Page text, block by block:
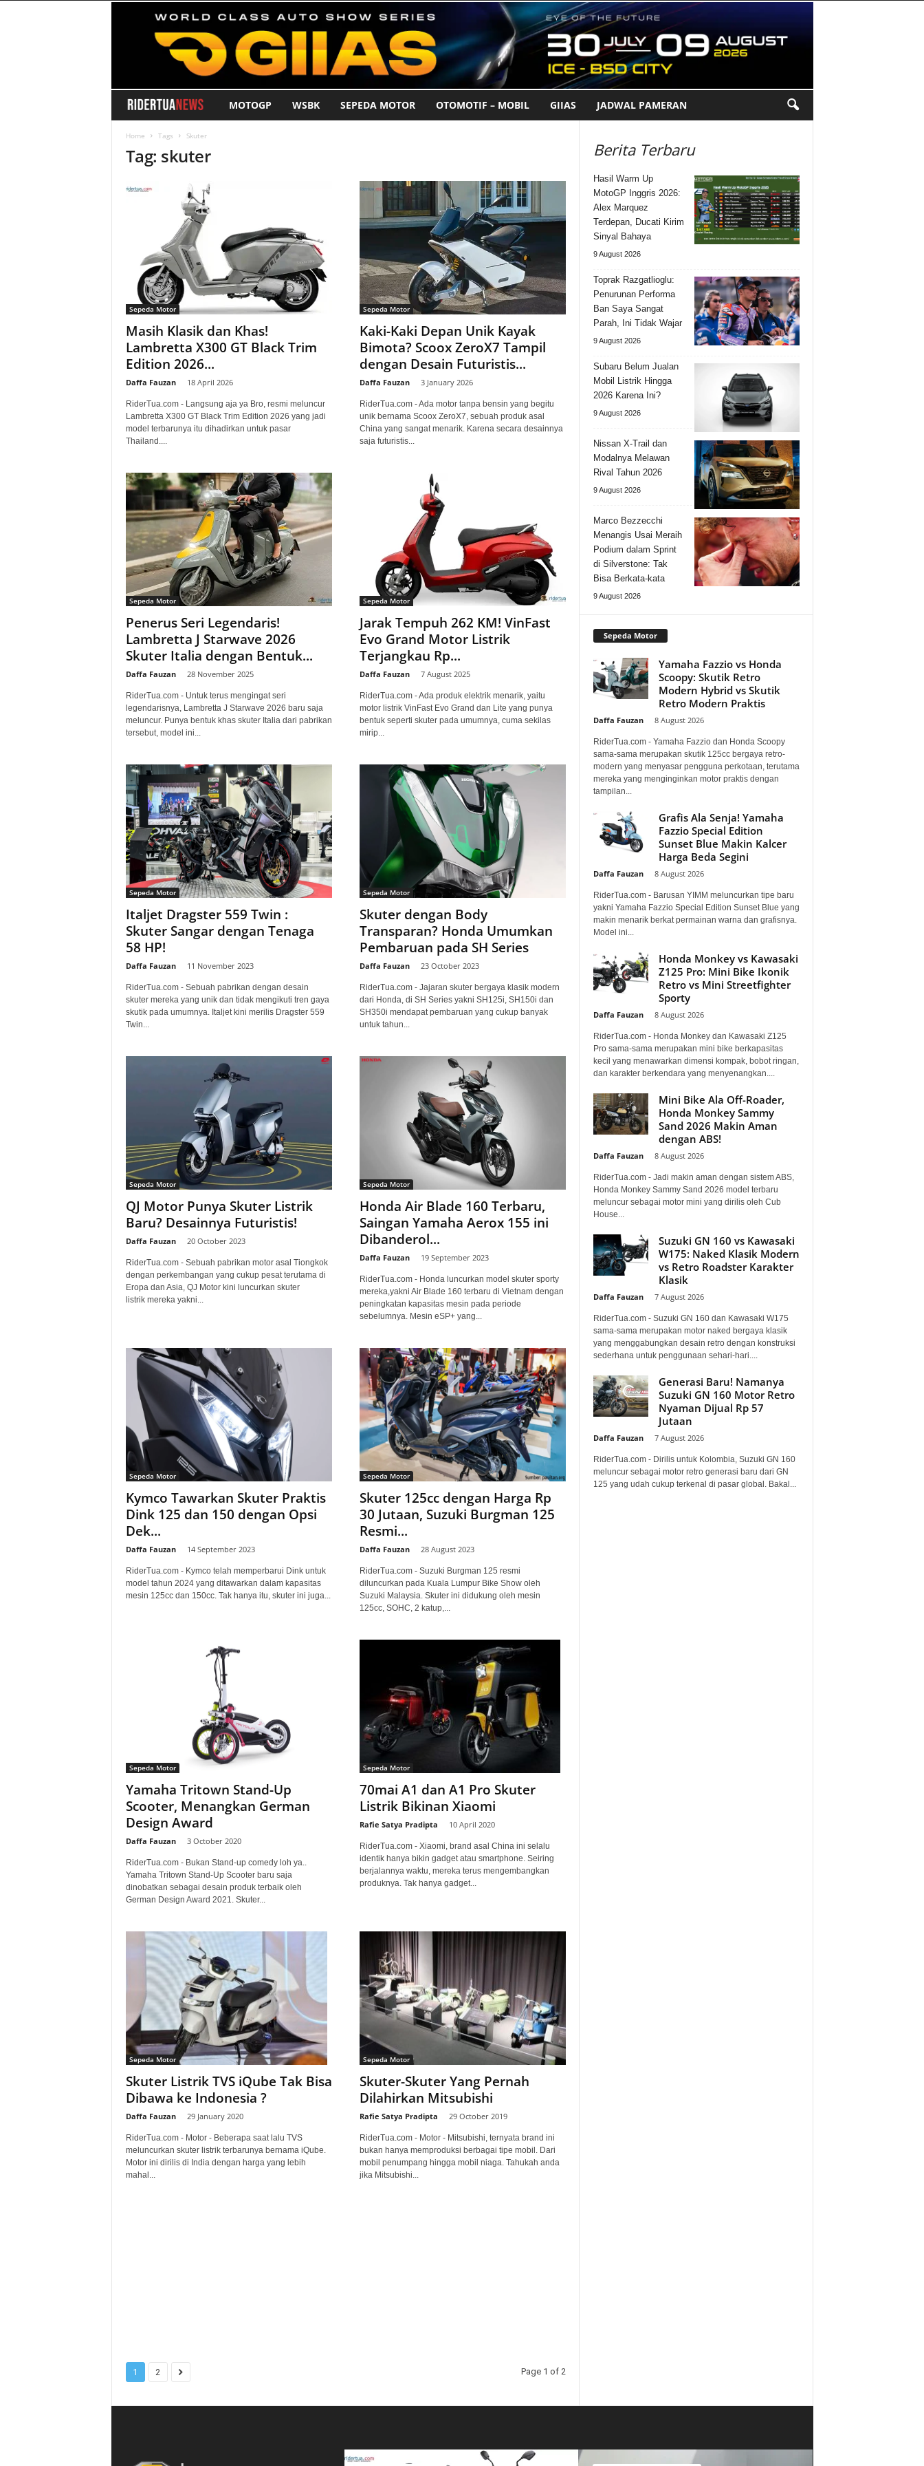
T
u
a
.
o
MOTOGP WSBK SEPEDA MOTOR OTOMOTIF – MOBIL GIIAS JADWAL PAMERAN
Home Tags Skuter
Tag: skuter
Sepeda Motor
Masih Klasik dan Khas!
Lambretta X300 GT Black Trim
Edition 2026...
Daffa Fauzan 18 April 2026
RiderTua.com - Langsung aja ya Bro, resmi meluncur
Lambretta X300 GT Black Trim Edition 2026 yang jadi
model terbarunya itu dihadirkan untuk pasar
Thailand....
Sepeda Motor
Kaki-Kaki Depan Unik Kayak
Bimota? Scoox ZeroX7 Tampil
dengan Desain Futuristis...
Daffa Fauzan 3 January 2026
RiderTua.com - Ada motor tanpa bensin yang begitu
unik bernama Scoox ZeroX7, sebuah produk asal
China yang sangat menarik. Karena secara desainnya
saja futuristis...
Sepeda Motor
Penerus Seri Legendaris!
Lambretta J Starwave 2026
Skuter Italia dengan Bentuk...
Daffa Fauzan 28 November 2025
RiderTua.com - Untuk terus mengingat seri
legendarisnya, Lambretta J Starwave 2026 baru saja
meluncur. Punya bentuk khas skuter Italia dari pabrikan
tersebut, model ini...
Sepeda Motor
Jarak Tempuh 262 KM! VinFast
Evo Grand Motor Listrik
Terjangkau Rp...
Daffa Fauzan 7 August 2025
RiderTua.com - Ada produk elektrik menarik, yaitu
motor listrik VinFast Evo Grand dan Lite yang punya
bentuk seperti skuter pada umumnya, cuma sekilas
mirip...
Sepeda Motor
Italjet Dragster 559 Twin :
Skuter Sangar dengan Tenaga
58 HP!
Daffa Fauzan 11 November 2023
RiderTua.com - Sebuah pabrikan dengan desain
skuter mereka yang unik dan tidak mengikuti tren gaya
skutik pada umumnya. Italjet kini merilis Dragster 559
Twin...
Sepeda Motor
Skuter dengan Body
Transparan? Honda Umumkan
Pembaruan pada SH Series
Daffa Fauzan 23 October 2023
RiderTua.com - Jajaran skuter bergaya klasik modern
dari Honda, di SH Series yakni SH125i, SH150i dan
SH350i mendapat pembaruan yang cukup banyak
untuk tahun...
Sepeda Motor
QJ Motor Punya Skuter Listrik
Baru? Desainnya Futuristis!
Daffa Fauzan 20 October 2023
RiderTua.com - Sebuah pabrikan motor asal Tiongkok
dengan perkembangan yang cukup pesat terutama di
Eropa dan Asia, QJ Motor kini luncurkan skuter
listrik mereka yakni...
Sepeda Motor
Honda Air Blade 160 Terbaru,
Saingan Yamaha Aerox 155 ini
Dibanderol...
Daffa Fauzan 19 September 2023
RiderTua.com - Honda luncurkan model skuter sporty
mereka,yakni Air Blade 160 terbaru di Vietnam dengan
peningkatan kapasitas mesin pada periode
sebelumnya. Mesin eSP+ yang...
Sepeda Motor
Kymco Tawarkan Skuter Praktis
Dink 125 dan 150 dengan Opsi
Dek...
Daffa Fauzan 14 September 2023
RiderTua.com - Kymco telah memperbarui Dink untuk
model tahun 2024 yang ditawarkan dalam kapasitas
mesin 125cc dan 150cc. Tak hanya itu, skuter ini juga...
Sepeda Motor
Skuter 125cc dengan Harga Rp
30 Jutaan, Suzuki Burgman 125
Resmi...
Daffa Fauzan 28 August 2023
RiderTua.com - Suzuki Burgman 125 resmi
diluncurkan pada Kuala Lumpur Bike Show oleh
Suzuki Malaysia. Skuter ini didukung oleh mesin
125cc, SOHC, 2 katup,...
Sepeda Motor
Yamaha Tritown Stand-Up
Scooter, Menangkan German
Design Award
Daffa Fauzan 3 October 2020
RiderTua.com - Bukan Stand-up comedy loh ya..
Yamaha Tritown Stand-Up Scooter baru saja
dinobatkan sebagai desain produk terbaik oleh
German Design Award 2021. Skuter...
Sepeda Motor
70mai A1 dan A1 Pro Skuter
Listrik Bikinan Xiaomi
Rafie Satya Pradipta 10 April 2020
RiderTua.com - Xiaomi, brand asal China ini selalu
identik hanya bikin gadget atau smartphone. Seiring
berjalannya waktu, mereka terus mengembangkan
produknya. Tak hanya gadget...
Sepeda Motor
Skuter Listrik TVS iQube Tak Bisa
Dibawa ke Indonesia ?
Daffa Fauzan 29 January 2020
RiderTua.com - Motor - Beberapa saat lalu TVS
meluncurkan skuter listrik terbarunya bernama iQube.
Motor ini dirilis di India dengan harga yang lebih
mahal...
Sepeda Motor
Skuter-Skuter Yang Pernah
Dilahirkan Mitsubishi
Rafie Satya Pradipta 29 October 2019
RiderTua.com - Motor - Mitsubishi, ternyata brand ini
bukan hanya memproduksi berbagai tipe mobil. Dari
mobil penumpang hingga mobil niaga. Tahukah anda
jika Mitsubishi...
1 2 Page 1 of 2
Berita Terbaru
Hasil Warm Up
MotoGP Inggris 2026:
Alex Marquez
Terdepan, Ducati Kirim
Sinyal Bahaya
9 August 2026
Toprak Razgatlioglu:
Penurunan Performa
Ban Saya Sangat
Parah, Ini Tidak Wajar
9 August 2026
Subaru Belum Jualan
Mobil Listrik Hingga
2026 Karena Ini?
9 August 2026
Nissan X-Trail dan
Modalnya Melawan
Rival Tahun 2026
9 August 2026
Marco Bezzecchi
Menangis Usai Meraih
Podium dalam Sprint
di Silverstone: Tak
Bisa Berkata-kata
9 August 2026
Sepeda Motor
Yamaha Fazzio vs Honda
Scoopy: Skutik Retro
Modern Hybrid vs Skutik
Retro Modern Praktis
Daffa Fauzan 8 August 2026
RiderTua.com - Yamaha Fazzio dan Honda Scoopy
sama-sama merupakan skutik 125cc bergaya retro-
modern yang menyasar pengguna perkotaan, terutama
mereka yang menginginkan motor praktis dengan
tampilan...
Grafis Ala Senja! Yamaha
Fazzio Special Edition
Sunset Blue Makin Kalcer
Harga Beda Segini
Daffa Fauzan 8 August 2026
RiderTua.com - Barusan YIMM meluncurkan tipe baru
yakni Yamaha Fazzio Special Edition Sunset Blue yang
makin menarik berkat permainan warna dan grafisnya.
Model ini...
Honda Monkey vs Kawasaki
Z125 Pro: Mini Bike Ikonik
Retro vs Mini Streetfighter
Sporty
Daffa Fauzan 8 August 2026
RiderTua.com - Honda Monkey dan Kawasaki Z125
Pro sama-sama merupakan mini bike berkapasitas
kecil yang menawarkan dimensi kompak, bobot ringan,
dan karakter berkendara yang menyenangkan....
Mini Bike Ala Off-Roader,
Honda Monkey Sammy
Sand 2026 Makin Aman
dengan ABS!
Daffa Fauzan 8 August 2026
RiderTua.com - Jadi makin aman dengan sistem ABS,
Honda Monkey Sammy Sand 2026 model terbaru
meluncur sebagai motor mini yang dirilis oleh Cub
House...
Suzuki GN 160 vs Kawasaki
W175: Naked Klasik Modern
vs Retro Roadster Karakter
Klasik
Daffa Fauzan 7 August 2026
RiderTua.com - Suzuki GN 160 dan Kawasaki W175
sama-sama merupakan motor naked bergaya klasik
yang menggabungkan desain retro dengan konstruksi
sederhana untuk penggunaan sehari-hari....
Generasi Baru! Namanya
Suzuki GN 160 Motor Retro
Nyaman Dijual Rp 57
Jutaan
Daffa Fauzan 7 August 2026
RiderTua.com - Dirilis untuk Kolombia, Suzuki GN 160
meluncur sebagai motor retro generasi baru dari GN
125 yang udah cukup terkenal di pasar global. Bakal...